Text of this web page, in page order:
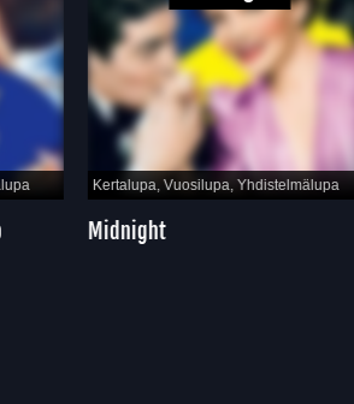
Kertalupa, Vuosilupa, Yhdistelmälupa
Midnight